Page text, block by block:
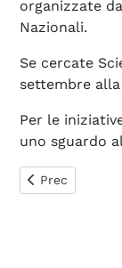
organizzate
Nazionali.
Se cercate
settembre
Per le
uno sguardo al
Articolo
Prec